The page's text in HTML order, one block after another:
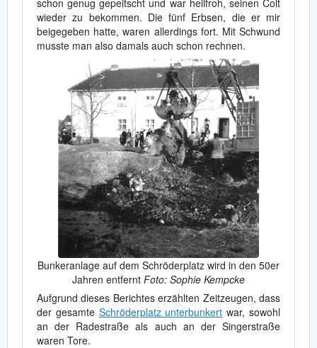
schon genug gepeitscht und war heilfroh, seinen Colt
wieder zu bekommen. Die fünf Erbsen, die er mir
beigegeben hatte, waren allerdings fort. Mit Schwund
musste man also damals auch schon rechnen.
Bunkeranlage auf dem Schröderplatz wird in den 50er
Jahren entfernt Foto: Sophie Kempcke
Aufgrund dieses Berichtes erzählten Zeitzeugen, dass
der gesamte Schröderplatz unterbunkert war, sowohl
an der Radestraße als auch an der Singerstraße
waren Tore.